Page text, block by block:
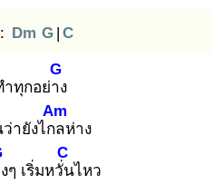
Dm G | C
ทุกอย่าง
G
ายังไกล
Am
ห่าง
ๆ เริ่มหวั่น
C
ไหว